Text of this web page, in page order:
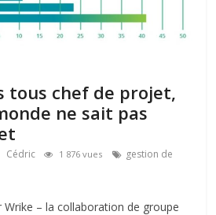
tous chef de projet,
ne sait pas
Cédric 1 876 vues
gestion de
– la collaboration de groupe